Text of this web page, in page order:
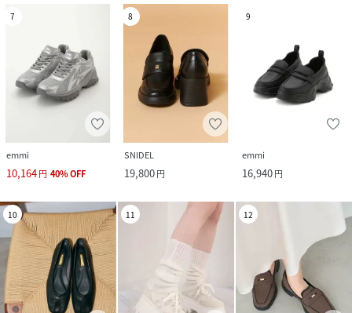
7
emmi
10,164円 40%OFF
8
SNIDEL
19,800円
9
emmi
16,940円
10 11 12